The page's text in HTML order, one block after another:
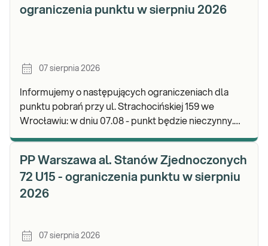
ograniczenia punktu w sierpniu 2026
07 sierpnia 2026
Informujemy o następujących ograniczeniach dla
punktu pobrań przy ul. Strachocińskiej 159 we
Wrocławiu: w dniu 07.08 - punkt będzie nieczynny.
PP Warszawa al. Stanów Zjednoczonych
72 U15 - ograniczenia punktu w sierpniu
2026
07 sierpnia 2026